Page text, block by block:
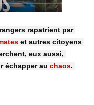
rapatrient par
et autres citoyens
eux aussi,
échapper au chaos.